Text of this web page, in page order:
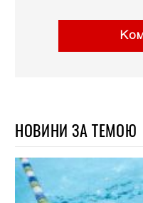
НОВИНИ ЗА ТЕМОЮ